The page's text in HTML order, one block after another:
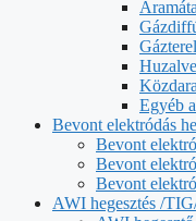
Egyéb
Bevont elektródás
Bevont
Bevont
Bevont
AWI hegesztés /